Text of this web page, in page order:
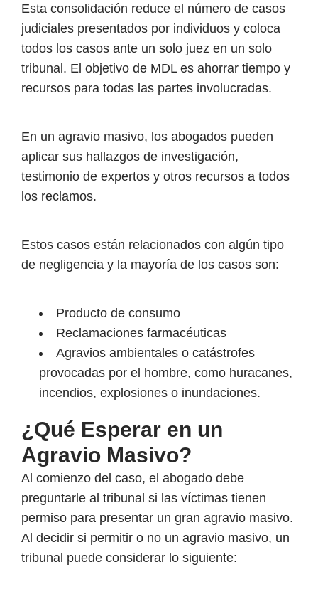
Esta consolidación reduce el número de casos
judiciales presentados por individuos y coloca
todos los casos ante un solo juez en un solo
tribunal. El objetivo de MDL es ahorrar tiempo y
recursos para todas las partes involucradas.
En un agravio masivo, los abogados pueden
aplicar sus hallazgos de investigación,
testimonio de expertos y otros recursos a todos
los reclamos.
Estos casos están relacionados con algún tipo
de negligencia y la mayoría de los casos son:
Producto de consumo
Reclamaciones farmacéuticas
Agravios ambientales o catástrofes
provocadas por el hombre, como huracanes,
incendios, explosiones o inundaciones.
¿Qué Esperar en un
Agravio Masivo?
Al comienzo del caso, el abogado debe
preguntarle al tribunal si las víctimas tienen
permiso para presentar un gran agravio masivo.
Al decidir si permitir o no un agravio masivo, un
tribunal puede considerar lo siguiente: